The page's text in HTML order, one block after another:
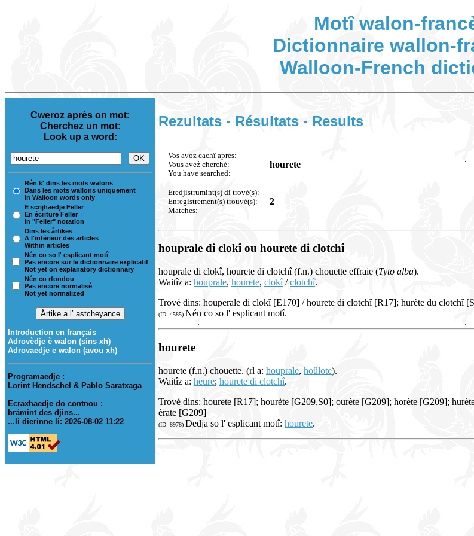
Motî walon-
Dictionnaire wallon-
Walloon-French
Cweroz après on mot:
Cherchez un mot:
Look up a word:
Rén k' dins les mots walons
Dans les mots wallons uniquement
In Walloon words only
E scrijhaedje Feller
En écriture Feller
In "Feller" notation
Dins les årtikes
A l'intérieur des articles
Within articles
Nén co so l' esplicant motî
Pas encore sur le dictionnaire explicatif
Not yet on explanatory dictionnary
Nén co rfondou
Pas encore normalisé
Not yet normalized
Introduction en français
Adrovèdje è walon (sins xh)
Adrovaedje e walon (avou xh)
Programaedje :
Lorint Hendschel & Pablo Saratxaga
Ecråxhaedje do contnou :
bråmint des djins...
...li dierinne li: 2026-08-02 11:22
Rezultats - Résultats - Results
Vos avoz cachî après:
Vous avez cherché:
You have searched:
hourete
Eredjistrumint(s) di trové(s):
Enregistrement(s) trouvé(s):
Matches:
2
houprale di clokî ou hourete di clotchî
houprale di clokî, hourete di clotchî (f.n.) chouette effraie (Tyto alba).
Waitîz a: houprale, hourete, clokî/clotchî.
Trové dins: houperale di clokî [E170] / hourete di clotchî [R17]; hurète du clotchî
(ID: 4585) Nén co so l' esplicant motî.
hourete
hourete (f.n.) chouette. (rl a: houprale, hoûlote).
Waitîz a: heure; hourete di clotchî.
Trové dins: hourete [R17]; hourète [G209,S0]; ourète [G209]; horète [G209];
èrate [G209]
(ID: 8978) Dedja so l' esplicant motî: hourete.